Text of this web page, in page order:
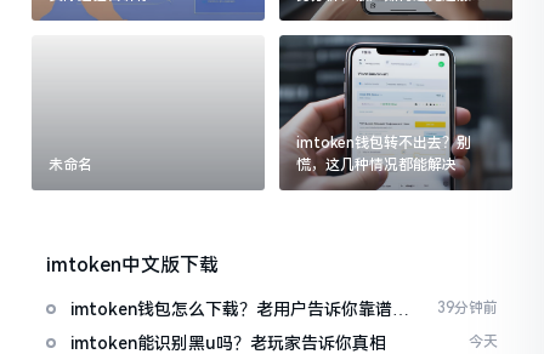
跌被套牢
未命名
imtoken钱包转不出去？别
慌，这几种情况都能解决
imtoken中文版下载
imtoken钱包怎么下载？老用户告诉你靠谱渠
道
39分钟前
imtoken能识别黑u吗？老玩家告诉你真相 今天